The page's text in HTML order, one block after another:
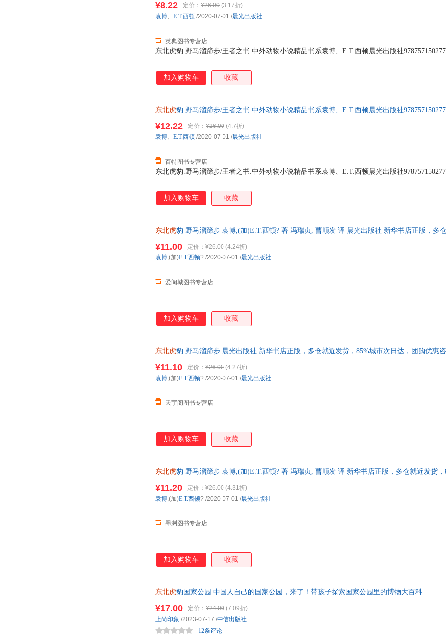
东北虎豹.野马溜蹄步/王者之书.中外动物小说精品书系袁博、E.T.西顿晨光出版社
¥8.22 定价： ¥26.00 (3.17折)
英典图书专营店
袁博、 E.T.西顿 /2020-07-01 /晨光出版社
加入购物车 收藏
东北虎豹.野马溜蹄步/王者之书.中外动物小说精品书系袁博、E.T.西顿晨光出版社
东北虎豹.野马溜蹄步/王者之书.中外动物小说精品书系袁博、E.T.西顿晨光出版社
¥12.22 定价： ¥26.00 (4.7折)
百特图书专营店
袁博、 E.T.西顿 /2020-07-01 /晨光出版社
加入购物车 收藏
东北虎豹 野马溜蹄步 袁博,(加)E.T.西顿? 著 冯瑞贞, 曹顺发 译 晨光出版社 新华书店正版，多
¥11.00 定价： ¥26.00 (4.24折)
爱阅城图书专营店
袁博,(加)E.T.西顿? /2020-07-01 /晨光出版社
加入购物车 收藏
东北虎豹 野马溜蹄步 晨光出版社 新华书店正版，多仓就近发货，85%城市次日达，团购优惠咨
¥11.10 定价： ¥26.00 (4.27折)
天宇阁图书专营店
袁博,(加)E.T.西顿? /2020-07-01 /晨光出版社
加入购物车 收藏
东北虎豹 野马溜蹄步 袁博,(加)E.T.西顿? 著 冯瑞贞, 曹顺发 译 新华书店正版，多仓就近发货
¥11.20 定价： ¥26.00 (4.31折)
墨渊图书专营店
袁博,(加)E.T.西顿? /2020-07-01 /晨光出版社
加入购物车 收藏
东北虎豹国家公园 中国人自己的国家公园，来了！带孩子探索国家公园里的博物大百科
¥17.00 定价： ¥24.00 (7.09折)
12条评论
上尚印象 /2023-07-17 /中信出版社